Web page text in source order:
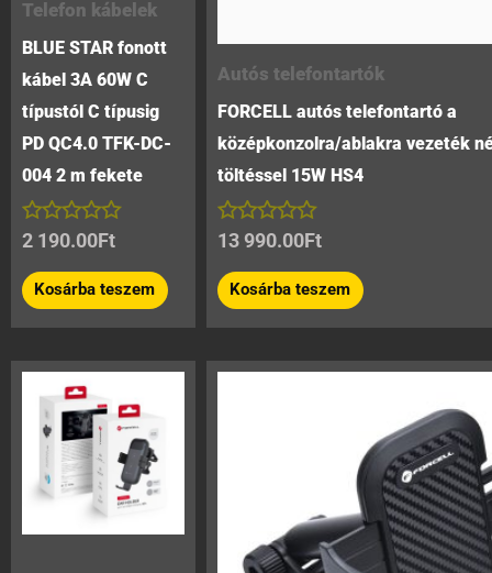
Telefon kábelek
BLUE STAR fonott
kábel 3A 60W C
típustól C típusig
PD QC4.0 TFK-DC-
004 2 m fekete
Értékelés:
/
5
2 190.00Ft
Kosárba teszem
Autós telefontartók
FORCELL autós telefontartó a
középkonzolra/ablakra vezeték
töltéssel 15W HS4
Értékelés:
/
5
13 990.00Ft
Kosárba teszem